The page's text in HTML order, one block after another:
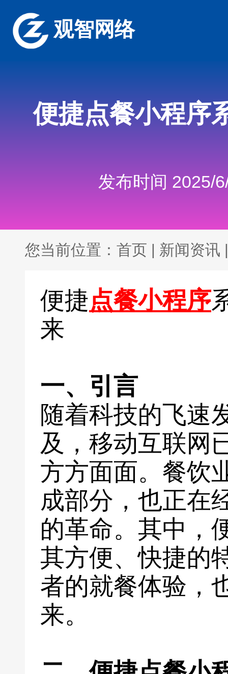
观智网络
便捷点餐小程序
发布时间 2025/
您当前位置： 首页 | 新闻资讯 |
便捷点餐小程序
来
一、引言
随着科技的飞速
及，移动互联网
方方面面。餐饮
成部分，也正在
的革命。其中，
其方便、快捷的
者的就餐体验，
来。